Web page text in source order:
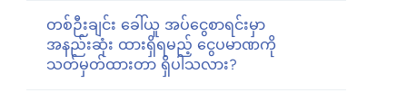
တစ်ဉီးချင်း ခေါ်ယူ အပ်ငွေစာရင်းမှာ
အနည်းဆုံး ထားရှိရမည့် ငွေပမာဏကို
သတ်မှတ်ထားတာ ရှိပါသလား?